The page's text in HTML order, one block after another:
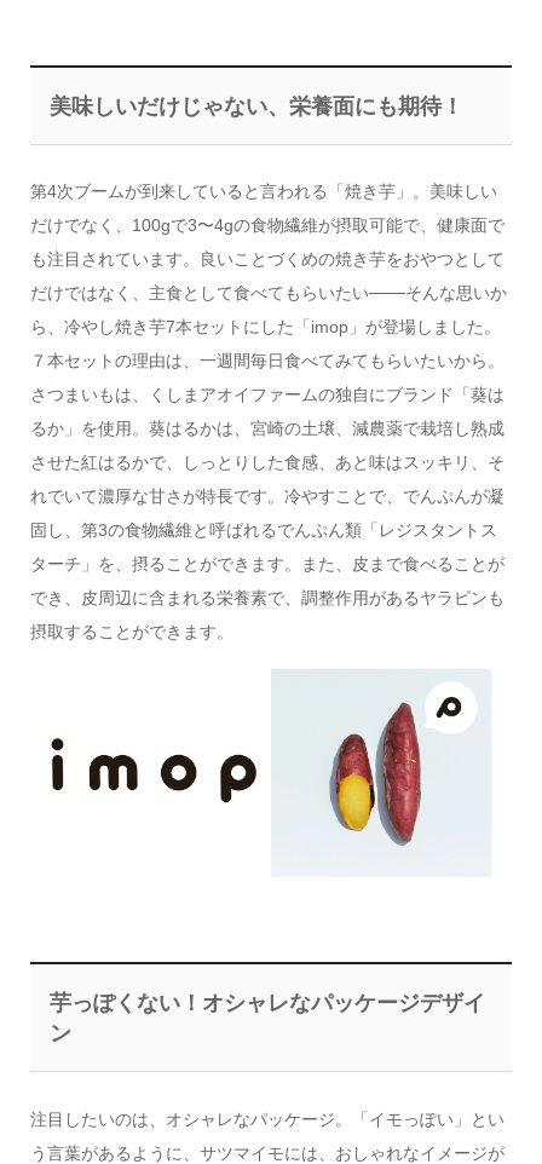
美味しいだけじゃない、栄養面にも期待！
第4次ブームが到来していると言われる「焼き芋」。美味しい
だけでなく、100gで3〜4gの食物繊維が摂取可能で、健康面で
も注目されています。良いことづくめの焼き芋をおやつとして
だけではなく、主食として食べてもらいたい───そんな思いか
ら、冷やし焼き芋7本セットにした「imop」が登場しました。
７本セットの理由は、一週間毎日食べてみてもらいたいから。
さつまいもは、くしまアオイファームの独自にブランド「葵は
るか」を使用。葵はるかは、宮崎の土壌、減農薬で栽培し熟成
させた紅はるかで、しっとりした食感、あと味はスッキリ、そ
れでいて濃厚な甘さが特長です。冷やすことで、でんぷんが凝
固し、第3の食物繊維と呼ばれるでんぷん類「レジスタントス
ターチ」を、摂ることができます。また、皮まで食べることが
でき、皮周辺に含まれる栄養素で、調整作用があるヤラピンも
摂取することができます。
芋っぽくない！オシャレなパッケージデザイ
ン
注目したいのは、オシャレなパッケージ。「イモっぽい」とい
う言葉があるように、サツマイモには、おしゃれなイメージが